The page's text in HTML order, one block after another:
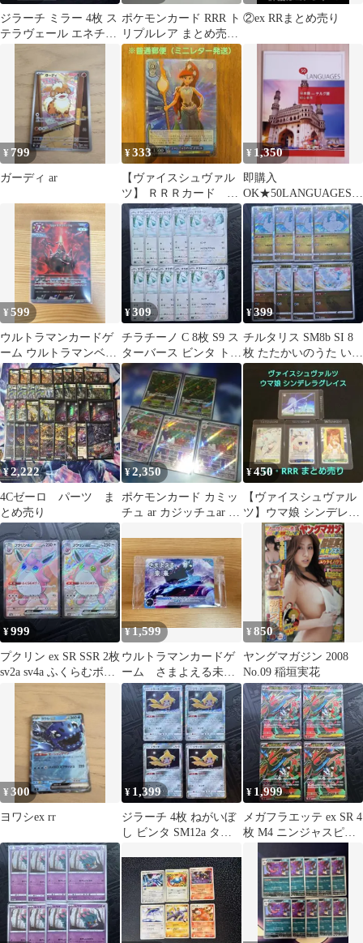
ジラーチ ミラー 4枚 ス
テラヴェール エネチャ
ージ sv8a ねがいぼし
ポケモンカード RRR ト
リプルレア まとめ売り
大量セット VMAX
VSTAR ポケカ プレイ
用 傷あり 格安処分
【BL0707_36】3489681
②ex RRまとめ売り
¥ 799
ガーディ ar
¥333
【ヴァイスシュヴァル
ツ】 ＲＲＲカード ミ
ラー・ウォリアーズ
アリエル
¥ 1,350
即購入
OK★50LANGUAGES★
日本語－テルグ語 初心
者用★テルグ語参考書
¥599
ウルトラマンカードゲ
ーム ウルトラマンベリ
アル RRR BP03-059 美
品
¥309
チラチーノ C 8枚 S9 ス
ターバース ビンタ トリ
プルアクセル
¥399
チルタリス SM8b SI 8
枚 たたかいのうた いざ
なうしらべ ミラー
¥2,222
4Cゼーロ パーツ ま
とめ売り
¥2,350
ポケモンカード カミッ
チュ ar カジッチュar 5
¥450
【ヴァイスシュヴァル
ツ】ウマ娘 シンデレラ
グレイス SR RRR まと
め売り
¥999
プクリン ex SR SSR 2枚
sv2a sv4a ふくらむボデ
¥1,599
ウルトラマンカードゲ
ーム さまよえる未
来 PR-055 プロモ 未
開封 美品
¥850
ヤングマガジン 2008
No.09 稲垣実花
¥300
ヨワシex rr
¥ 1,399
ジラーチ 4枚 ねがいぼ
し ビンタ SM12a タッ
¥ 1,999
メガフラエッテ ex SR 4
枚 M4 ニンジャスピナ